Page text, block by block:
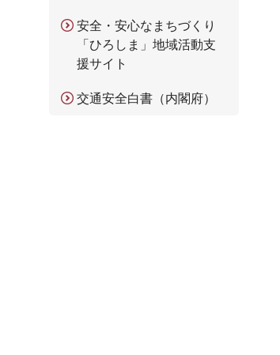
安全・安心なまちづくり
「ひろしま」地域活動支
援サイト
交通安全白書（内閣府）